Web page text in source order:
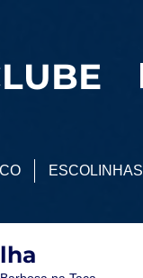
ESCOLINHAS